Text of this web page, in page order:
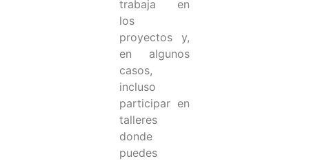
trabaja en
los
proyectos y,
en algunos
casos,
incluso
participar en
talleres
donde
puedes